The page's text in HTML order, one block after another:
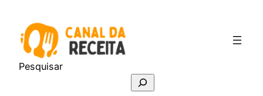
conteúdo
Pesquisar